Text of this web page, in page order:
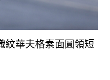
紋華夫格素面圓領短